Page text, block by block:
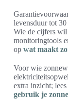
levensduur tot
Wie de cijfers
monitoringtools
op wat maakt
Voor wie
extra inzicht;
gebruik je